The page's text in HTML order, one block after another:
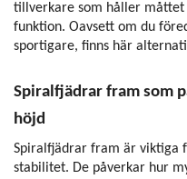
tillverkare som håller
funktion. Oavsett om du
sportigare, finns här
Spiralfjädrar fram som
höjd
Spiralfjädrar fram är viktiga
stabilitet. De påverkar hur